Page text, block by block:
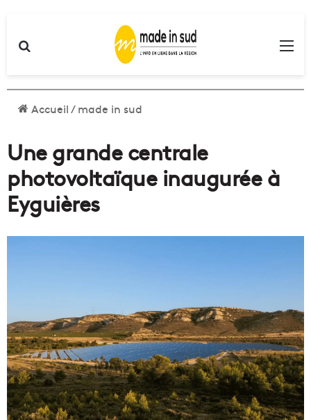
Accueil/made in sud
Une grande centrale
photovoltaïque inaugurée à
Eyguières